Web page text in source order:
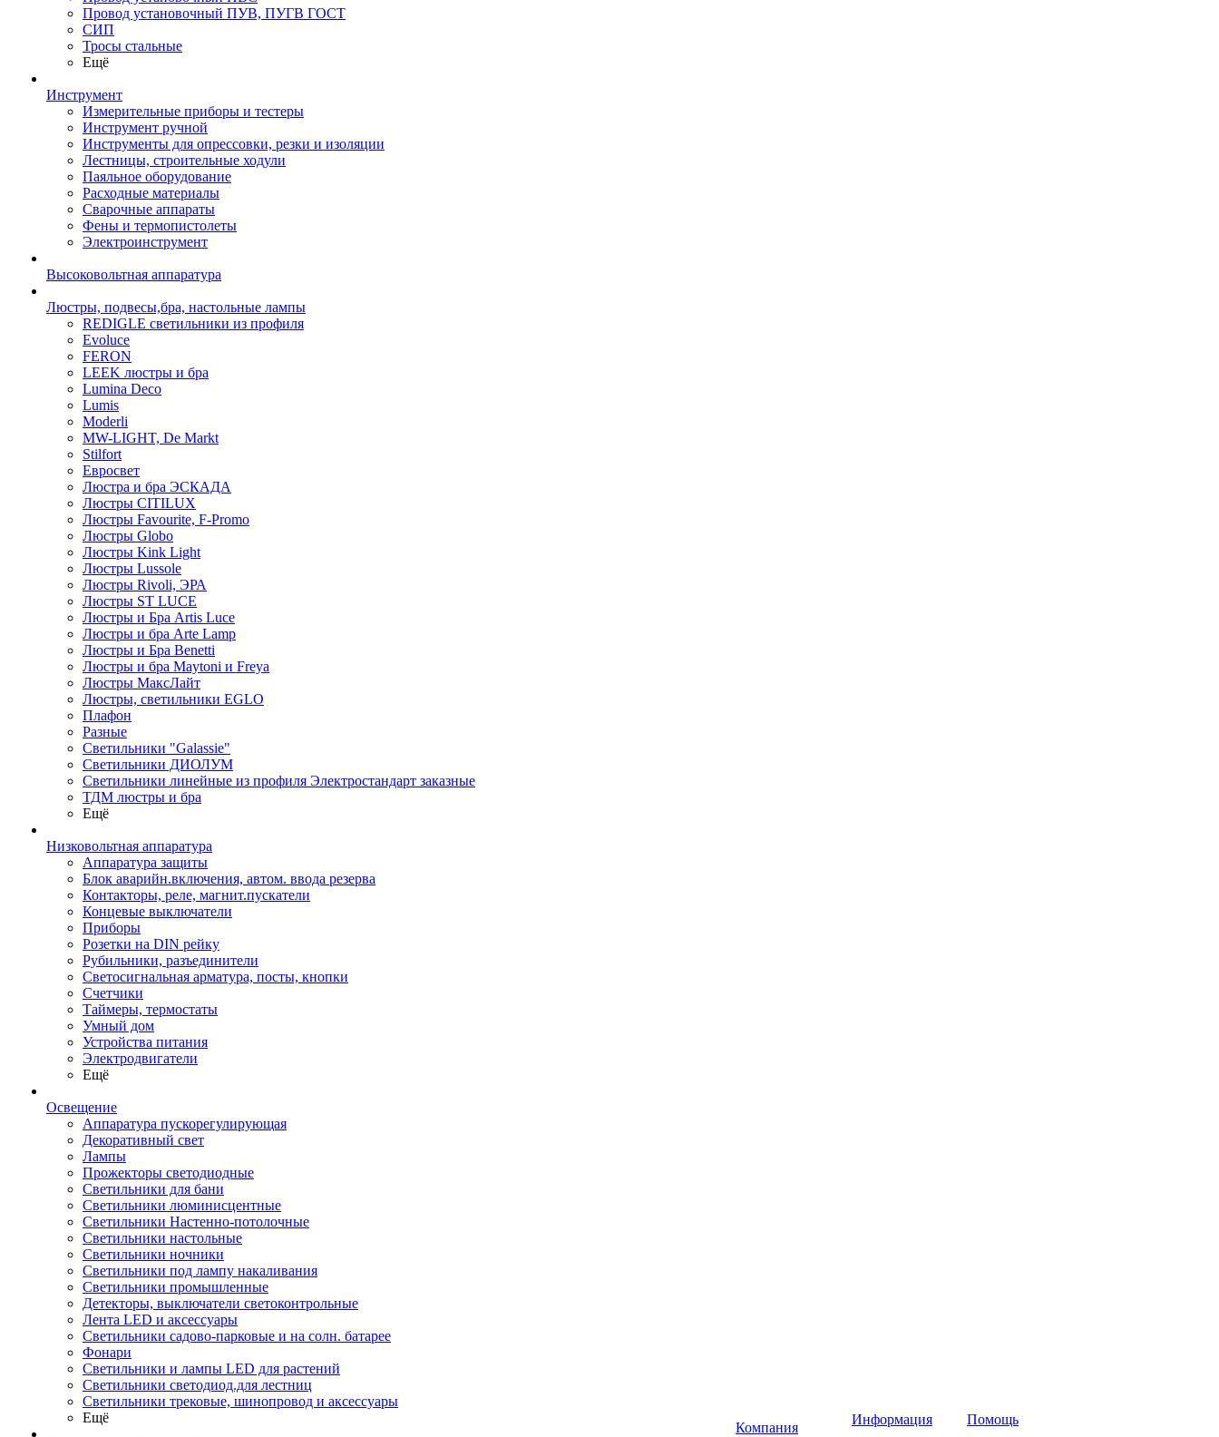
Провод установочный ПУВ, ПУГВ ГОСТ
СИП
Тросы стальные
Ещё
Инструмент
Измерительные приборы и тестеры
Инструмент ручной
Инструменты для опрессовки, резки и изоляции
Лестницы, строительные ходули
Паяльное оборудование
Расходные материалы
Сварочные аппараты
Фены и термопистолеты
Электроинструмент
Высоковольтная аппаратура
Люстры, подвесы,бра, настольные лампы
REDIGLE светильники из профиля
Evoluce
FERON
LEEK люстры и бра
Lumina Deco
Lumis
Moderli
MW-LIGHT, De Markt
Stilfort
Евросвет
Люстра и бра ЭСКАДА
Люстры CITILUX
Люстры Favourite, F-Promo
Люстры Globo
Люстры Kink Light
Люстры Lussole
Люстры Rivoli, ЭРА
Люстры ST LUCE
Люстры и Бра Artis Luce
Люстры и бра Arte Lamp
Люстры и Бра Benetti
Люстры и бра Maytoni и Freya
Люстры МаксЛайт
Люстры, светильники EGLO
Плафон
Разные
Светильники "Galassie"
Светильники ДИОЛУМ
Светильники линейные из профиля Электростандарт заказные
ТДМ люстры и бра
Ещё
Низковольтная аппаратура
Аппаратура защиты
Блок аварийн.включения, автом. ввода резерва
Контакторы, реле, магнит.пускатели
Концевые выключатели
Приборы
Розетки на DIN рейку
Рубильники, разъединители
Светосигнальная арматура, посты, кнопки
Счетчики
Таймеры, термостаты
Умный дом
Устройства питания
Электродвигатели
Ещё
Освещение
Аппаратура пускорегулирующая
Декоративный свет
Лампы
Прожекторы светодиодные
Светильники для бани
Светильники люминисцентные
Светильники Настенно-потолочные
Светильники настольные
Светильники ночники
Светильники под лампу накаливания
Светильники промышленные
Детекторы, выключатели светоконтрольные
Лента LED и аксессуары
Светильники садово-парковые и на солн. батарее
Фонари
Светильники и лампы LED для растений
Светильники светодиод.для лестниц
Светильники трековые, шинопровод и аксессуары
Ещё
Компания
Информация
Помощь